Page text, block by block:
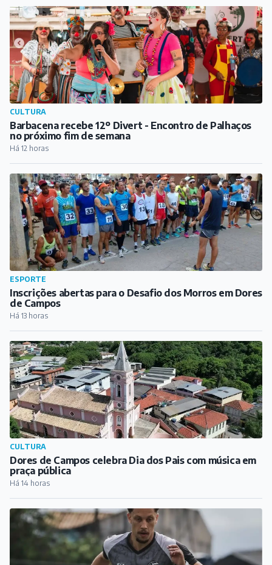
CULTURA
Barbacena recebe 12º Divert - Encontro de Palhaços
no próximo fim de semana
Há 12 horas
ESPORTE
Inscrições abertas para o Desafio dos Morros em Dores
de Campos
Há 13 horas
CULTURA
Dores de Campos celebra Dia dos Pais com música em
praça pública
Há 14 horas